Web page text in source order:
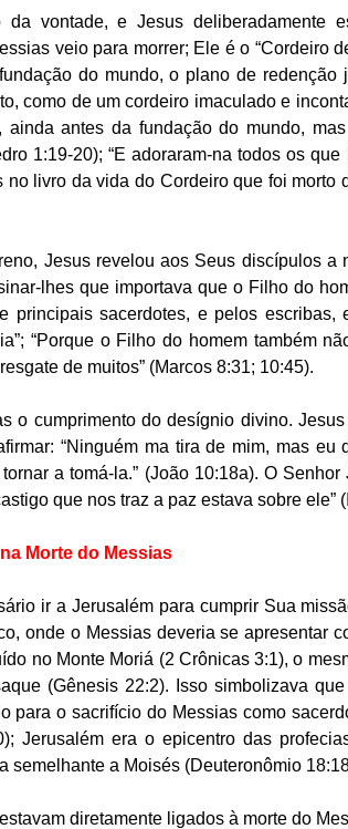
vontade, e Jesus deliberadamente
veio para morrer; Ele é o “Cordeiro
do mundo, o plano de redenção
como de um cordeiro imaculado e
antes da fundação do mundo,
1:19-20); “E adoraram-na todos os
livro da vida do Cordeiro que foi morto
Jesus revelou aos Seus discípulos a
lhes que importava que o Filho do
principais sacerdotes, e pelos escribas,
“Porque o Filho do homem também
de muitos” (Marcos 8:31; 10:45).
o cumprimento do desígnio divino.
“Ninguém ma tira de mim, mas eu
a tomá-la.” (João 10:18a). O
que nos traz a paz estava sobre ele”
Morte do Messias
ir a Jerusalém para cumprir Sua
onde o Messias deveria se apresentar
no Monte Moriá (2 Crônicas 3:1), o
(Gênesis 22:2). Isso simbolizava
para o sacrifício do Messias como
Jerusalém era o epicentro das
semelhante a Moisés (Deuteronômio
diretamente ligados à morte do